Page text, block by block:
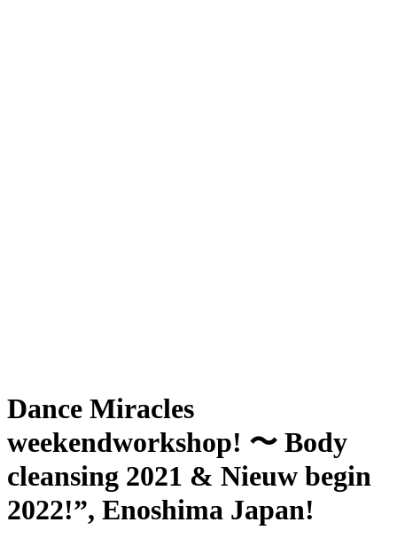
Dance Miracles
weekendworkshop! 〜 Body
cleansing 2021 & Nieuw begin
2022!”, Enoshima Japan!